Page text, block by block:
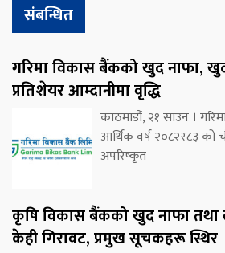
संबन्धित
गरिमा विकास बैंकको खुद नाफा,
प्रतिशेयर आम्दानीमा वृद्धि
काठमाडौं, २१ साउन ।
आर्थिक वर्ष २०८२र८३ को
अपरिष्कृत
कृषि विकास बैंकको खुद नाफा तथा
केही गिरावट, प्रमुख सूचकहरू स्थिर